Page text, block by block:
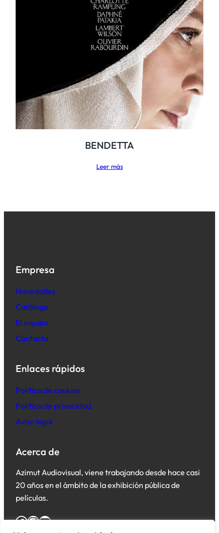
BENDETTA
Leer más
Empresa
Novedades
Catálogo
El equipo
Contacto
Enlaces rápidos
Política de cookies
Política de privacidad
Aviso legal
Acerca de
Azimut Audiovisual, viene trabajando desde hace casi
20 años en el ámbito de la exhibición pública de
películas.
Facebook InstagramYouTube